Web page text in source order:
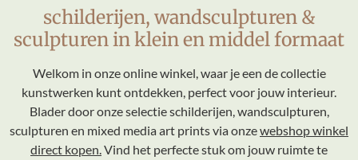
schilderijen, wandsculpturen &
sculpturen in klein en middel formaat
Welkom in onze online winkel, waar je een de collectie
kunstwerken kunt ontdekken, perfect voor jouw interieur.
Blader door onze selectie schilderijen, wandsculpturen,
sculpturen en mixed media art prints via onzewebshop winkel
direct kopen.Vind het perfecte stuk om jouw ruimte te